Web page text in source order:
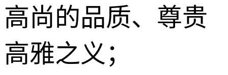
高尚的品质、尊贵
高雅之义；